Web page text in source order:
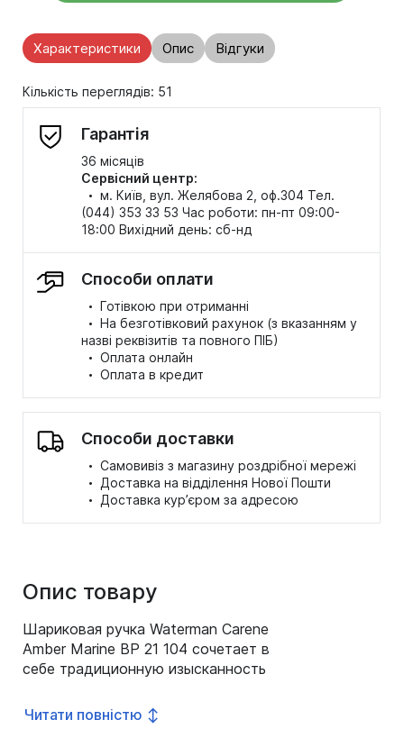
Характеристики Опис Відгуки
Кількість переглядів: 51
Гарантія
36 місяців
Сервісний центр:
· м. Київ, вул. Желябова 2, оф.304 Тел.
(044) 353 33 53 Час роботи: пн-пт 09:00-
18:00 Вихідний день: сб-нд
Способи оплати
· Готівкою при отриманні
· На безготівковий рахунок (з вказанням у
назві реквізитів та повного ПІБ)
· Оплата онлайн
· Оплата в кредит
Способи доставки
· Самовивіз з магазину роздрібної мережі
· Доставка на відділення Нової Пошти
· Доставка кур’єром за адресою
Опис товару
Шариковая ручка Waterman Carene
Amber Marine BP 21 104 сочетает в
себе традиционную изысканность
Представленная модель ручки
изготовлена из латуни и
Читати повністю ↕